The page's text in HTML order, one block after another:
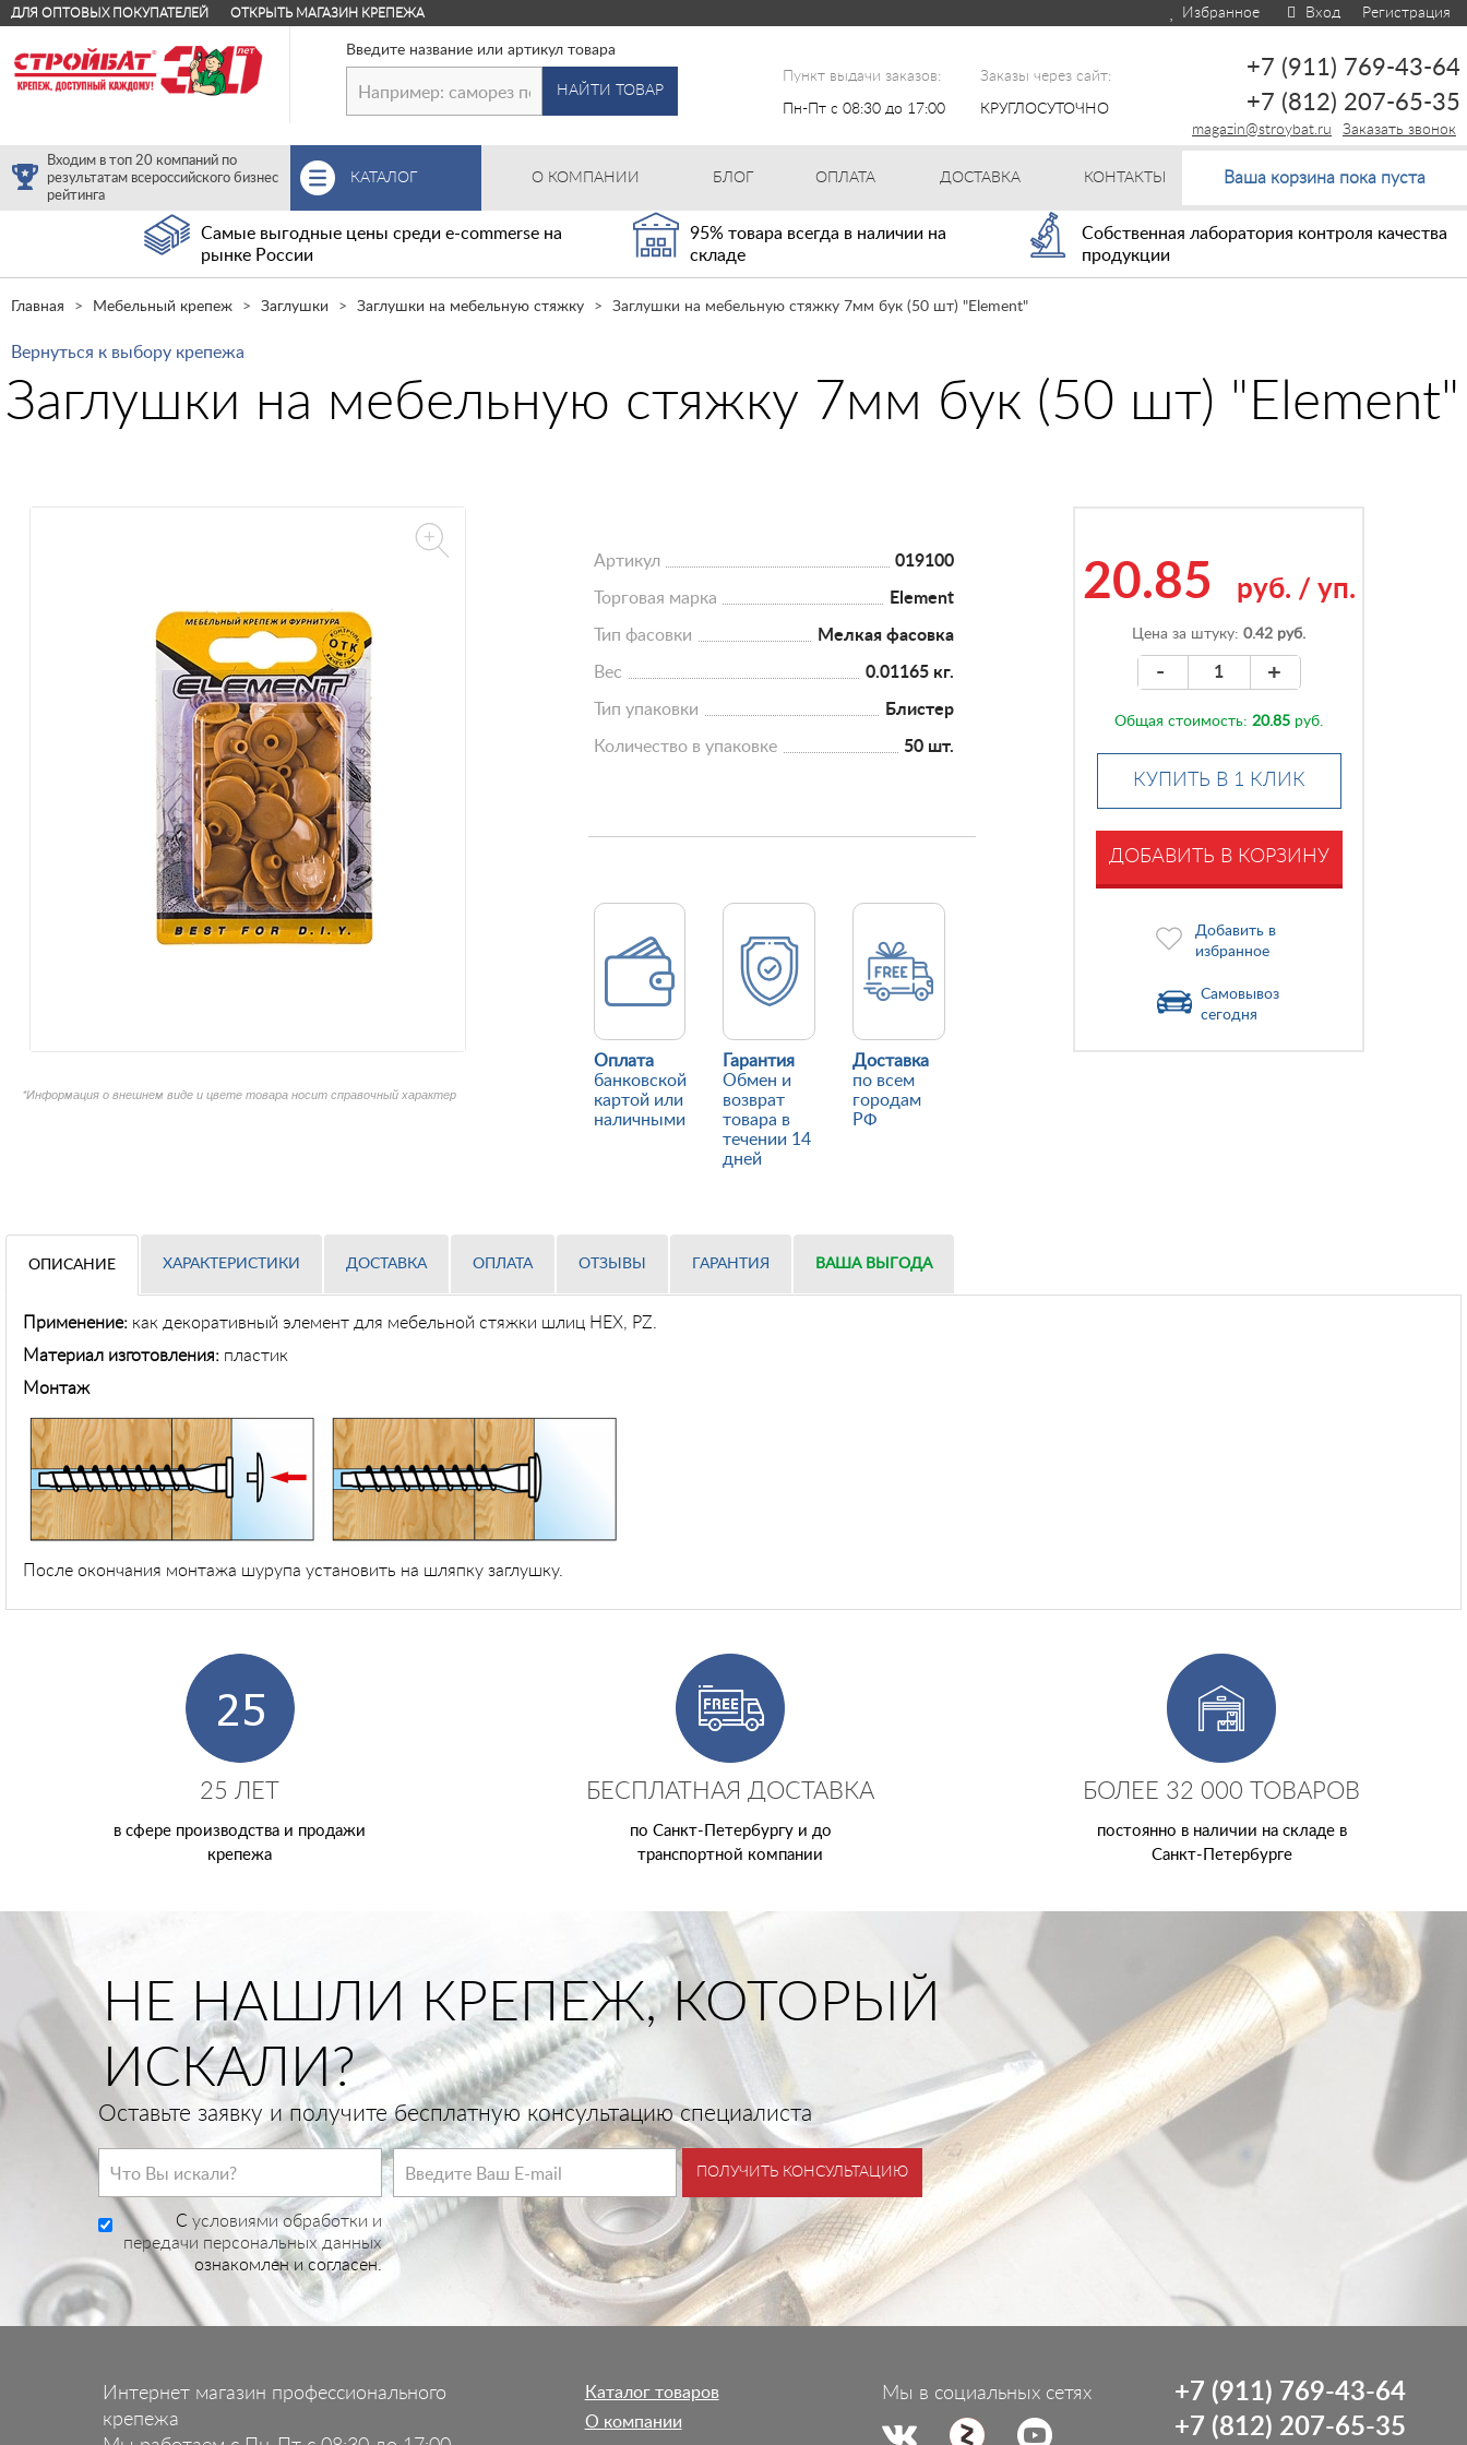
ДЛЯ ОПТОВЫХ ПОКУПАТЕЛЕЙ ОТКРЫТЬ МАГАЗИН КРЕПЕЖА Избранное Вход Регистрация
Введите название или артикул товара
НАЙТИ ТОВАР
Пункт выдачи заказов:
Пн-Пт с 08:30 до 17:00
Заказы через сайт:
КРУГЛОСУТОЧНО
+7 (911) 769-43-64
+7 (812) 207-65-35
Заказать звонок
magazin@stroybat.ru
Входим в топ 20 компаний по
результатам всероссийского бизнес
рейтинга
КАТАЛОГ О КОМПАНИИ БЛОГ ОПЛАТА ДОСТАВКА КОНТАКТЫ Ваша корзина пока пуста
Самые выгодные цены среди e-commerse на
рынке России
95% товара всегда в наличии на
складе
Собственная лаборатория контроля качества
продукции
Главная Мебельный крепеж Заглушки Заглушки на мебельную стяжку Заглушки на мебельную стяжку 7мм бук (50 шт) "Element"
Вернуться к выбору крепежа
Заглушки на мебельную стяжку 7мм бук (50 шт) "Element"
*Информация о внешнем виде и цвете товара носит справочный характер
Артикул 019100
Торговая марка Element
Тип фасовки Мелкая фасовка
Вес 0.01165 кг.
Тип упаковки Блистер
Количество в упаковке 50 шт.
Оплата
банковской
картой или
наличными
Гарантия
Обмен и
возврат
товара в
течении 14
дней
Доставка
по всем
городам
РФ
20.85 руб. / уп.
Цена за штуку:0.42 руб.
- +
Общая стоимость:20.85 руб.
КУПИТЬ В 1 КЛИК
ДОБАВИТЬ В КОРЗИНУ
Добавить в
избранное
Самовывоз
сегодня
ОПИСАНИЕ ХАРАКТЕРИСТИКИ ДОСТАВКА ОПЛАТА ОТЗЫВЫ ГАРАНТИЯ ВАША ВЫГОДА
Применение: как декоративный элемент для мебельной стяжки шлиц HEX, PZ.
Материал изготовления: пластик
Монтаж
После окончания монтажа шурупа установить на шляпку заглушку.
25 ЛЕТ
в сфере производства и продажи
крепежа
БЕСПЛАТНАЯ ДОСТАВКА
по Санкт-Петербургу и до
транспортной компании
БОЛЕЕ 32 000 ТОВАРОВ
постоянно в наличии на складе в
Санкт-Петербурге
НЕ НАШЛИ КРЕПЕЖ, КОТОРЫЙ
ИСКАЛИ?
Оставьте заявку и получите бесплатную консультацию специалиста
C условиями обработки и
передачи персональных данных
ознакомлен и согласен.
ПОЛУЧИТЬ КОНСУЛЬТАЦИЮ
Интернет магазин профессионального
крепежа
Каталог товаров
О компании
Мы в социальных сетях
+7 (911) 769-43-64
+7 (812) 207-65-35